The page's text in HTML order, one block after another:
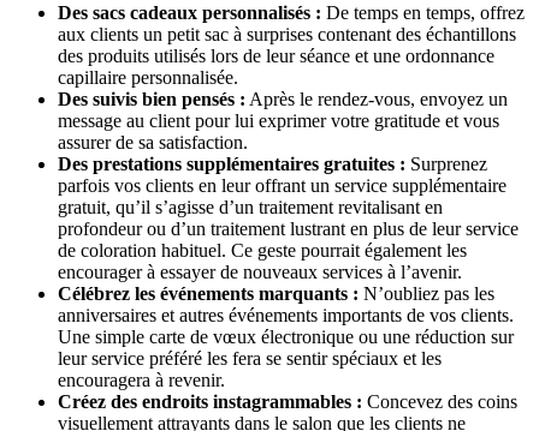
Des sacs cadeaux personnalisés : De temps en temps, offrez
aux clients un petit sac à surprises contenant des échantillons
des produits utilisés lors de leur séance et une ordonnance
capillaire personnalisée.
Des suivis bien pensés : Après le rendez-vous, envoyez un
message au client pour lui exprimer votre gratitude et vous
assurer de sa satisfaction.
Des prestations supplémentaires gratuites : Surprenez
parfois vos clients en leur offrant un service supplémentaire
gratuit, qu’il s’agisse d’un traitement revitalisant en
profondeur ou d’un traitement lustrant en plus de leur service
de coloration habituel. Ce geste pourrait également les
encourager à essayer de nouveaux services à l’avenir.
Célébrez les événements marquants : N’oubliez pas les
anniversaires et autres événements importants de vos clients.
Une simple carte de vœux électronique ou une réduction sur
leur service préféré les fera se sentir spéciaux et les
encouragera à revenir.
Créez des endroits instagrammables : Concevez des coins
visuellement attrayants dans le salon que les clients ne